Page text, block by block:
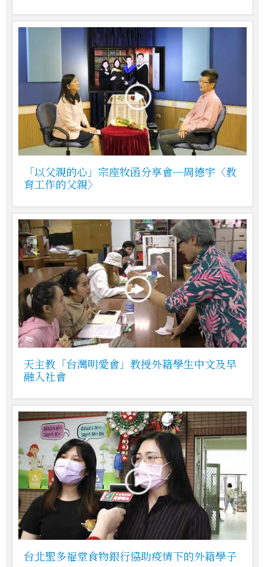
「以父親的心」宗座牧函分享會─周德宇〈教
育工作的父親〉
天主教「台灣明愛會」教授外籍學生中文及早
融入社會
台北聖多福堂食物銀行協助疫情下的外籍學子